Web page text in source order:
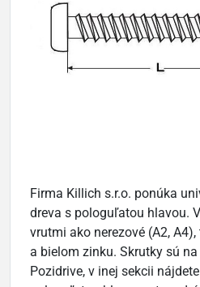
Firma Killich s.r.o. ponúka
dreva s pologuľatou hlavou.
vrutmi ako nerezové (A2,
a bielom zinku. Skrutky sú
Pozidrive, v inej sekcii